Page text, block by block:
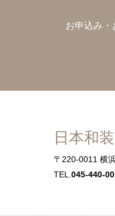
お申込み・
日本和
〒220-0011 横
TEL. 045-440-